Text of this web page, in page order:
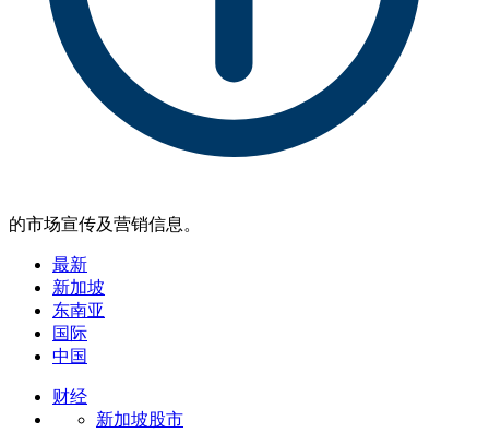
的市场宣传及营销信息。
最新
新加坡
东南亚
国际
中国
财经
新加坡股市